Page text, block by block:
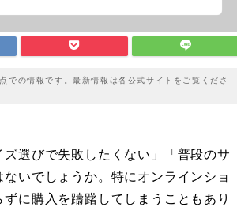
での情報です。最新情報は各公式サイトをご覧くださ
選びで失敗したくない」「普段のサ
いでしょうか。特にオンラインショ
に購入を躊躇してしまうこともあり